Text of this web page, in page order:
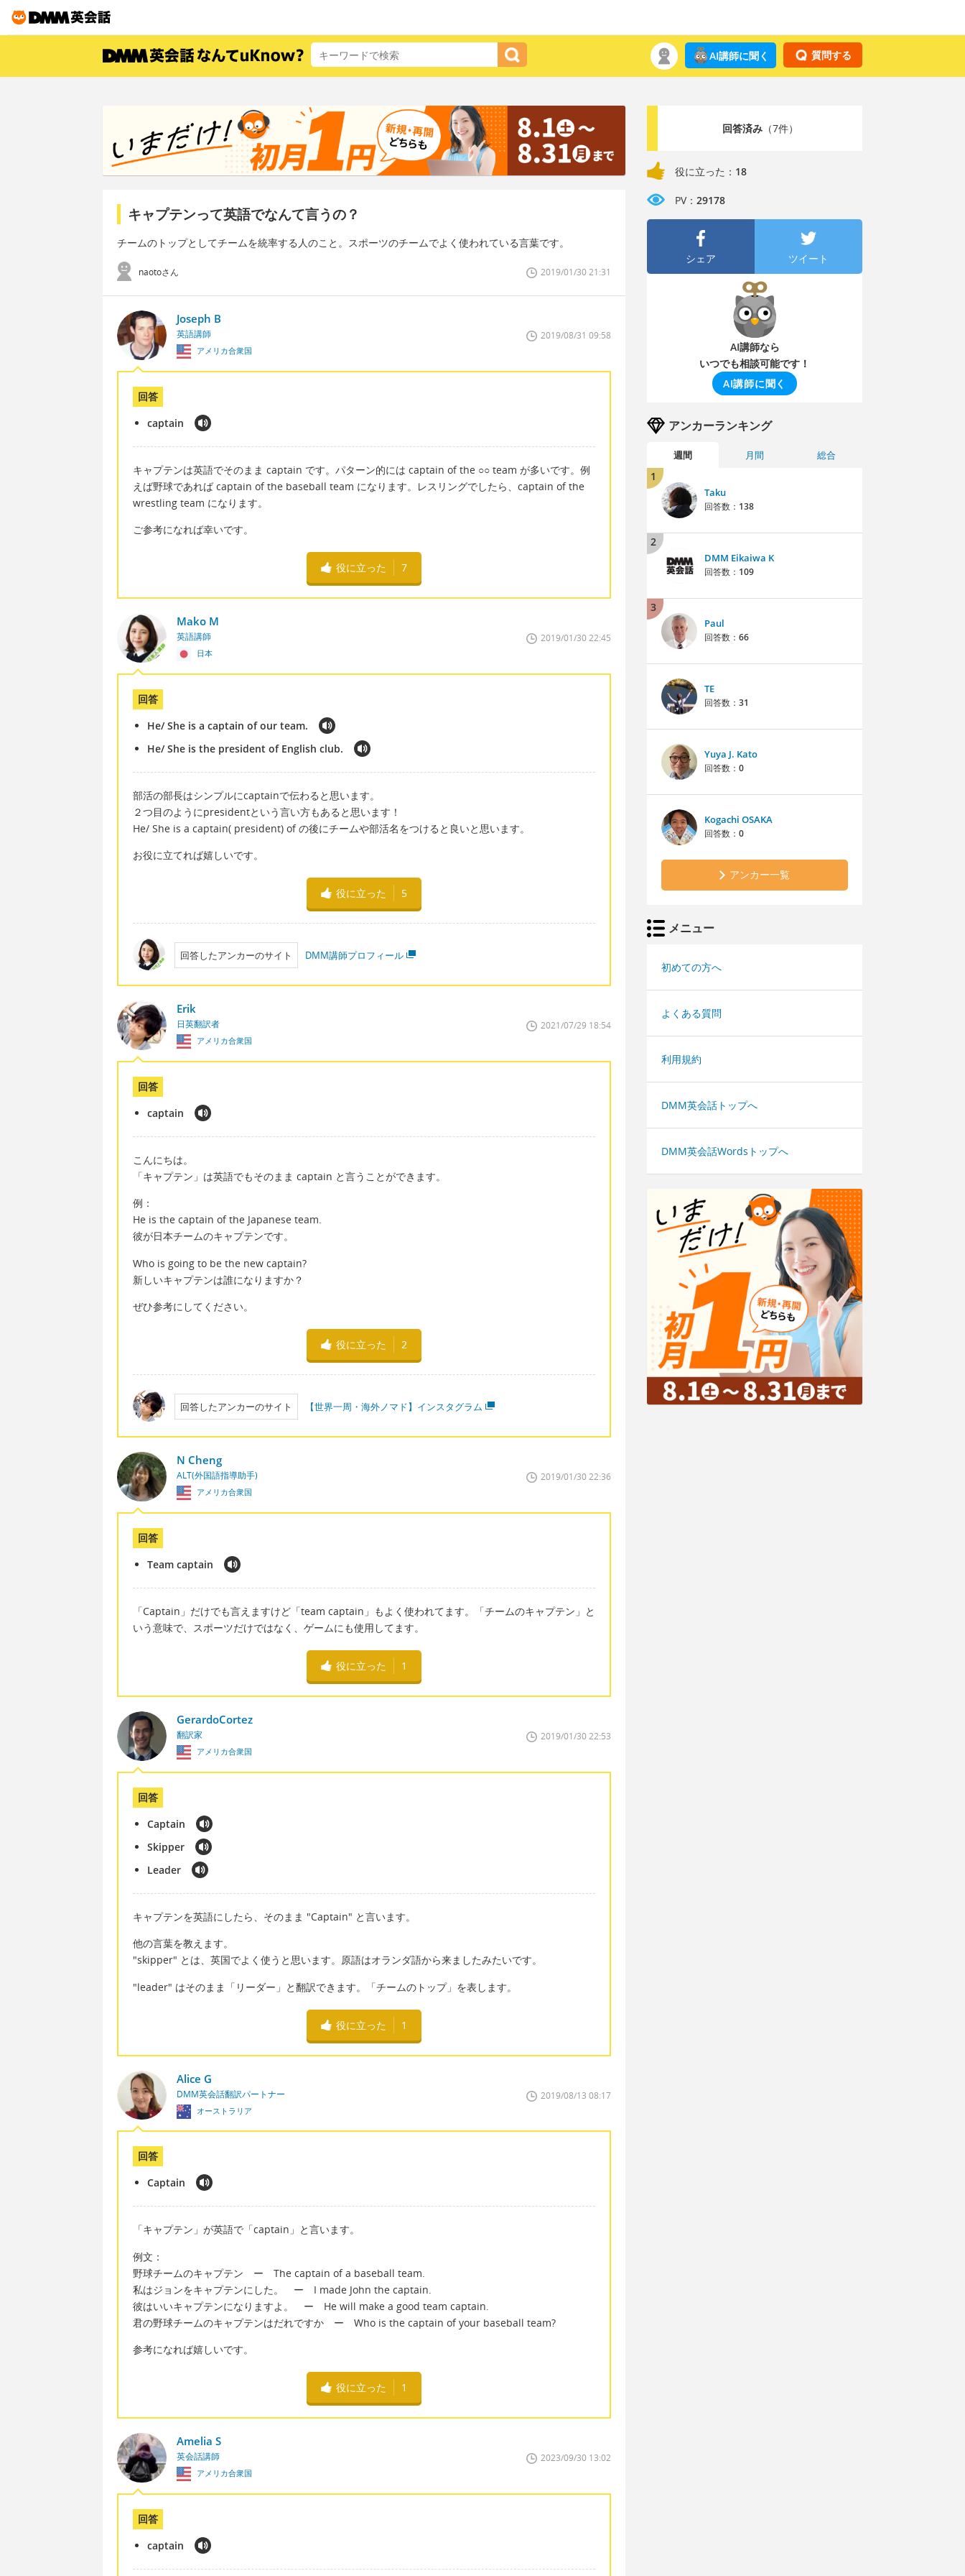
質問する
AI講師に聞く
キャプテンって英語でなんて言うの？
チームのトップとしてチームを統率する人のこと。スポーツのチームでよく使われている言葉です。
naotoさん 2019/01/30 21:31
Joseph B
英語講師
アメリカ合衆国
2019/08/31 09:58
回答
captain
キャプテンは英語でそのまま captain です。パターン的には captain of the ○○ team が多いです。例
えば野球であれば captain of the baseball team になります。レスリングでしたら、captain of the
wrestling team になります。
ご参考になれば幸いです。
役に立った 7
Mako M
英語講師
日本
2019/01/30 22:45
回答
He/ She is a captain of our team.
He/ She is the president of English club.
部活の部長はシンプルにcaptainで伝わると思います。
２つ目のようにpresidentという言い方もあると思います！
He/ She is a captain( president) of の後にチームや部活名をつけると良いと思います。
お役に立てれば嬉しいです。
役に立った 5
回答したアンカーのサイト DMM講師プロフィール
Erik
日英翻訳者
アメリカ合衆国
2021/07/29 18:54
回答
captain
こんにちは。
「キャプテン」は英語でもそのまま captain と言うことができます。
例：
He is the captain of the Japanese team.
彼が日本チームのキャプテンです。
Who is going to be the new captain?
新しいキャプテンは誰になりますか？
ぜひ参考にしてください。
役に立った 2
回答したアンカーのサイト 【世界一周・海外ノマド】インスタグラム
N Cheng
ALT(外国語指導助手)
アメリカ合衆国
2019/01/30 22:36
回答
Team captain
「Captain」だけでも言えますけど「team captain」もよく使われてます。「チームのキャプテン」と
いう意味で、スポーツだけではなく、ゲームにも使用してます。
役に立った 1
GerardoCortez
翻訳家
アメリカ合衆国
2019/01/30 22:53
回答
Captain
Skipper
Leader
キャプテンを英語にしたら、そのまま "Captain" と言います。
他の言葉を教えます。
"skipper" とは、英国でよく使うと思います。原語はオランダ語から来ましたみたいです。
"leader" はそのまま「リーダー」と翻訳できます。「チームのトップ」を表します。
役に立った 1
Alice G
DMM英会話翻訳パートナー
オーストラリア
2019/08/13 08:17
回答
Captain
「キャプテン」が英語で「captain」と言います。
例文：
野球チームのキャプテン ー The captain of a baseball team.
私はジョンをキャプテンにした。 ー I made John the captain.
彼はいいキャプテンになりますよ。 ー He will make a good team captain.
君の野球チームのキャプテンはだれですか ー Who is the captain of your baseball team?
参考になれば嬉しいです。
役に立った 1
Amelia S
英会話講師
アメリカ合衆国
2023/09/30 13:02
回答
captain
回答済み（7件）
役に立った： 18
PV： 29178
シェア ツイート
AI講師なら
いつでも相談可能です！
AI講師に聞く
アンカーランキング
週間 月間 総合
1
Taku
回答数： 138
2
DMM Eikaiwa K
回答数： 109
3
Paul
回答数： 66
TE
回答数： 31
Yuya J. Kato
回答数： 0
Kogachi OSAKA
回答数： 0
アンカー一覧
メニュー
初めての方へ
よくある質問
利用規約
DMM英会話トップへ
DMM英会話Wordsトップへ